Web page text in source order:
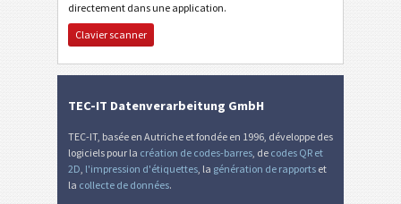
directement dans une application.
Clavier scanner
TEC-IT Datenverarbeitung GmbH
TEC-IT, basée en Autriche et fondée en 1996, développe des
logiciels pour la création de codes-barres, de codes QR et
2D, l'impression d'étiquettes, la génération de rapports et
la collecte de données.